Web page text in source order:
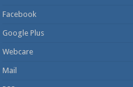
Facebook
Google Plus
Webcare
Mail